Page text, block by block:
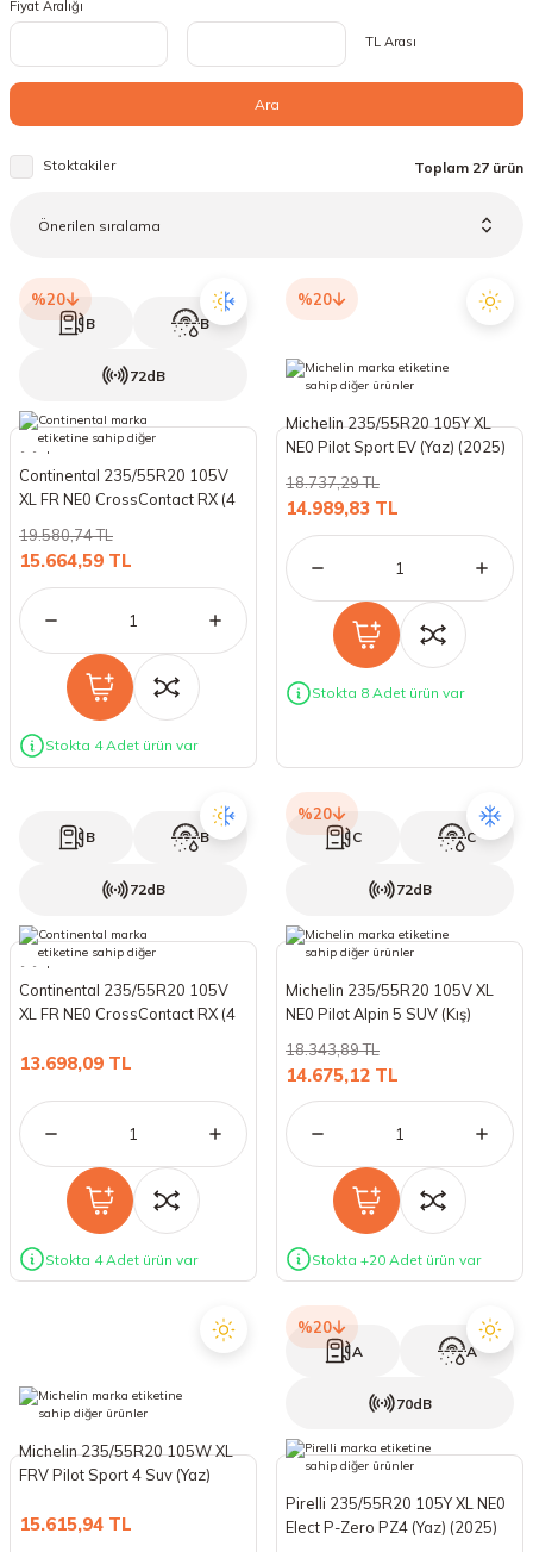
18 Lastikler
19 Lastikler
23 Lastikler
24 Lastikler
19 Lastikler
Fiyat Aralığı
TL Arası
Ara
Stoktakiler Toplam 27 ürün
%20
B B
72dB
Continental 235/55R20 105V
XL FR NE0 CrossContact RX (4
15.664,59 TL
19.580,74 TL
Stokta 4 Adet ürün var
%20
Michelin 235/55R20 105Y XL
NE0 Pilot Sport EV (Yaz) (2025)
14.989,83 TL
18.737,29 TL
Stokta 8 Adet ürün var
B B
72dB
Continental 235/55R20 105V
XL FR NE0 CrossContact RX (4
13.698,09 TL
Stokta 4 Adet ürün var
%20
C C
72dB
Michelin 235/55R20 105V XL
NE0 Pilot Alpin 5 SUV (Kış)
14.675,12 TL
18.343,89 TL
Stokta +20 Adet ürün var
Michelin 235/55R20 105W XL
FRV Pilot Sport 4 Suv (Yaz)
15.615,94 TL
%20
A A
70dB
Pirelli 235/55R20 105Y XL NE0
Elect P-Zero PZ4 (Yaz) (2025)